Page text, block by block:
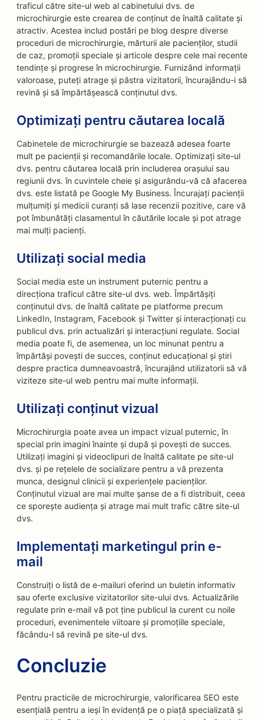
traficul către site-ul web al cabinetului dvs. de
microchirurgie este crearea de conținut de înaltă calitate și
atractiv. Acestea includ postări pe blog despre diverse
proceduri de microchirurgie, mărturii ale pacienților, studii
de caz, promoții speciale și articole despre cele mai recente
tendințe și progrese în microchirurgie. Furnizând informații
valoroase, puteți atrage și păstra vizitatorii, încurajându-i să
revină și să împărtășească conținutul dvs.
Optimizați pentru căutarea locală
Cabinetele de microchirurgie se bazează adesea foarte
mult pe pacienții și recomandările locale. Optimizați site-ul
dvs. pentru căutarea locală prin includerea orașului sau
regiunii dvs. în cuvintele cheie și asigurându-vă că afacerea
dvs. este listată pe Google My Business. Încurajați pacienții
mulțumiți și medicii curanți să lase recenzii pozitive, care vă
pot îmbunătăți clasamentul în căutările locale și pot atrage
mai mulți pacienți.
Utilizați social media
Social media este un instrument puternic pentru a
direcționa traficul către site-ul dvs. web. Împărtășiți
conținutul dvs. de înaltă calitate pe platforme precum
LinkedIn, Instagram, Facebook și Twitter și interacționați cu
publicul dvs. prin actualizări și interacțiuni regulate. Social
media poate fi, de asemenea, un loc minunat pentru a
împărtăși povești de succes, conținut educațional și știri
despre practica dumneavoastră, încurajând utilizatorii să vă
viziteze site-ul web pentru mai multe informații.
Utilizați conținut vizual
Microchirurgia poate avea un impact vizual puternic, în
special prin imagini înainte și după și povești de succes.
Utilizați imagini și videoclipuri de înaltă calitate pe site-ul
dvs. și pe rețelele de socializare pentru a vă prezenta
munca, designul clinicii și experiențele pacienților.
Conținutul vizual are mai multe șanse de a fi distribuit, ceea
ce sporește audiența și atrage mai mult trafic către site-ul
dvs.
Implementați marketingul prin e-
mail
Construiți o listă de e-mailuri oferind un buletin informativ
sau oferte exclusive vizitatorilor site-ului dvs. Actualizările
regulate prin e-mail vă pot ține publicul la curent cu noile
proceduri, evenimentele viitoare și promoțiile speciale,
făcându-l să revină pe site-ul dvs.
Concluzie
Pentru practicile de microchirurgie, valorificarea SEO este
esențială pentru a ieși în evidență pe o piață specializată și